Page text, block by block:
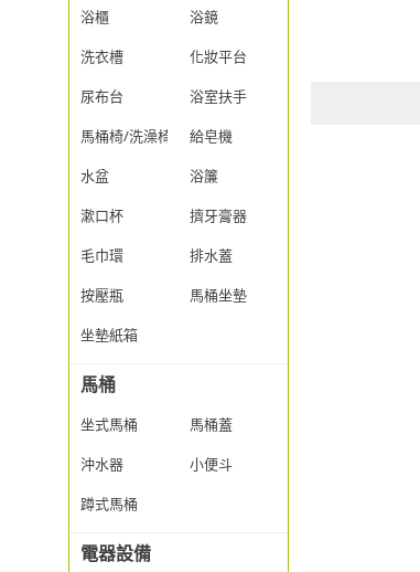
浴櫃
浴鏡
洗衣槽
化妝平台
尿布台
浴室扶手
馬桶椅/洗澡椅
給皂機
水盆
浴簾
漱口杯
擠牙膏器
毛巾環
排水蓋
按壓瓶
馬桶坐墊
坐墊紙箱
馬桶
坐式馬桶
馬桶蓋
沖水器
小便斗
蹲式馬桶
電器設備